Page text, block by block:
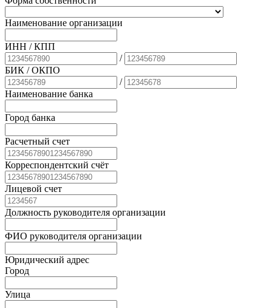
Наименование организации
ИНН / КПП
/
БИК / ОКПО
/
Наименование банка
Город банка
Расчетный счет
Корреспондентский счёт
Лицевой счет
Должность руководителя организации
ФИО руководителя организации
Юридический адрес
Город
Улица